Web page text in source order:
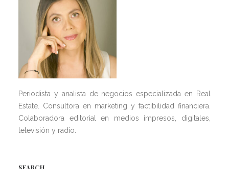
Periodista y analista de negocios especializada en Real
Estate. Consultora en marketing y factibilidad financiera.
Colaboradora editorial en medios impresos, digitales,
televisión y radio.